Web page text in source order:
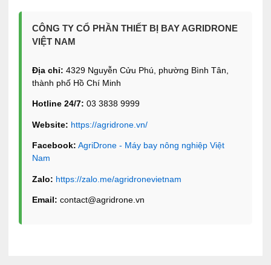
CÔNG TY CỔ PHẦN THIẾT BỊ BAY AGRIDRONE
VIỆT NAM
Địa chỉ: 4329 Nguyễn Cửu Phú, phường Bình Tân,
thành phố Hồ Chí Minh
Hotline 24/7: 03 3838 9999
Website: https://agridrone.vn/
Facebook: AgriDrone - Máy bay nông nghiệp Việt
Nam
Zalo: https://zalo.me/agridronevietnam
Email: contact@agridrone.vn